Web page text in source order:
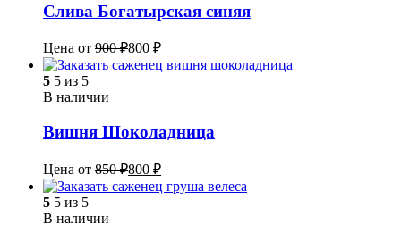
Слива Богатырская синяя
Цена от 900₽800 ₽
5 5 из 5
В наличии
Вишня Шоколадница
Цена от 850₽800 ₽
5 5 из 5
В наличии